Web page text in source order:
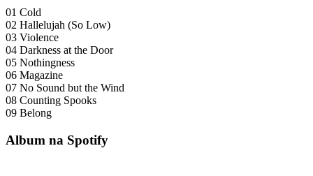
01 Cold
02 Hallelujah (So Low)
03 Violence
04 Darkness at the Door
05 Nothingness
06 Magazine
07 No Sound but the Wind
08 Counting Spooks
09 Belong
Album na Spotify